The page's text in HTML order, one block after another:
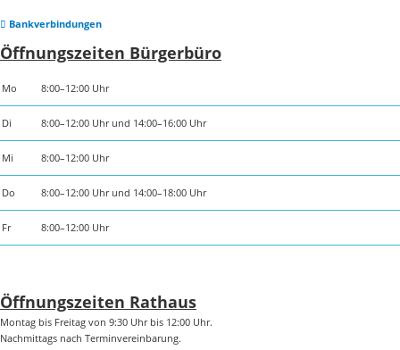
Bankverbindungen
Öffnungszeiten Bürgerbüro
Mo 8:00–12:00 Uhr
Di 8:00–12:00 Uhr und 14:00–16:00 Uhr
Mi 8:00–12:00 Uhr
Do 8:00–12:00 Uhr und 14:00–18:00 Uhr
Fr 8:00–12:00 Uhr
Öffnungszeiten Rathaus
Montag bis Freitag von 9:30 Uhr bis 12:00 Uhr.
Nachmittags nach Terminvereinbarung.